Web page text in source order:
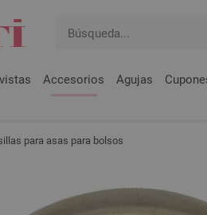
Accesorios Agujas
para asas para bolsos